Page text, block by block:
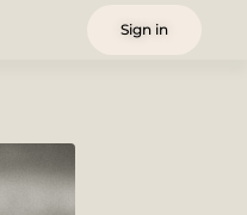
Sign in